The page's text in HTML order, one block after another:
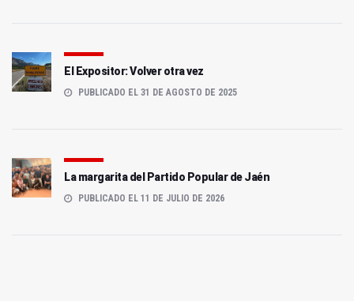
El Expositor: Volver otra vez
PUBLICADO EL 31 DE AGOSTO DE 2025
La margarita del Partido Popular de Jaén
PUBLICADO EL 11 DE JULIO DE 2026